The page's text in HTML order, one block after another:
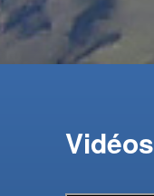
Vidéos